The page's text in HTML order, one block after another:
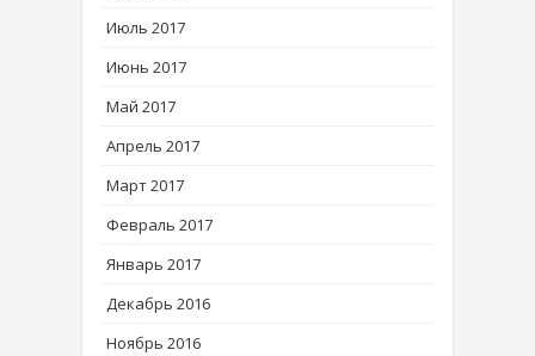
Июль 2017
Июнь 2017
Май 2017
Апрель 2017
Март 2017
Февраль 2017
Январь 2017
Декабрь 2016
Ноябрь 2016